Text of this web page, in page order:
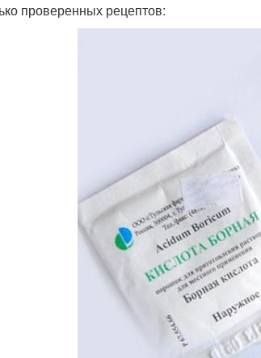
проверенных рецептов: